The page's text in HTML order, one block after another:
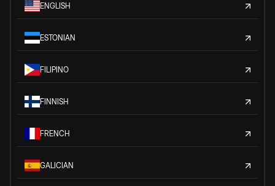
ENGLISH
ESTONIAN
FILIPINO
FINNISH
FRENCH
GALICIAN